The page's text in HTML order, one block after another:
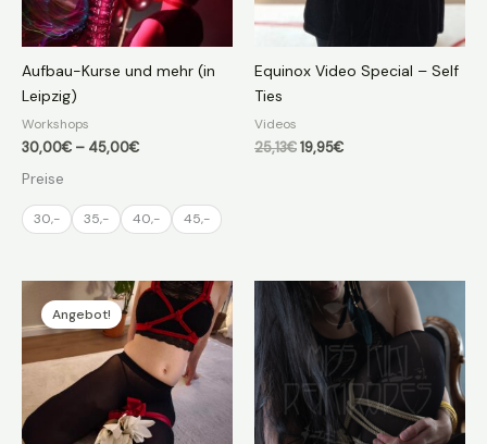
Aufbau-Kurse und mehr (in
Leipzig)
Workshops
30,00€ – 45,00€Preisspanne:
Preise
30,- 35,- 40,- 45,-
Equinox Video Special – Self
Ties
Videos
25,13€Ursprünglicher
19,95€Aktueller
Angebot!